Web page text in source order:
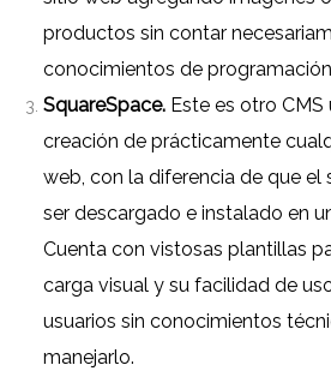
productos sin contar
conocimientos de
SquareSpace. Este es otro CMS
creación de prácticamente
web, con la diferencia de que
ser descargado e instalado en
Cuenta con vistosas plantillas
carga visual y su facilidad de
usuarios sin conocimientos
manejarlo.